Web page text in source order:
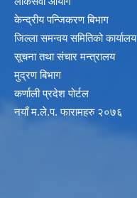
केन्द्रीय पन्जिकरण बिभाग
जिल्ला समन्वय समितिको कार्यालय
सूचना तथा संचार मन्त्रालय
मुद्रण बिभाग
कर्णाली प्रदेश पोर्टल
नयाँ म.ले.प. फारामहरु २०७६